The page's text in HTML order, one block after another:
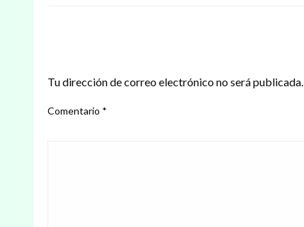
Tu dirección de correo electrónico no será publicada.
Comentario *